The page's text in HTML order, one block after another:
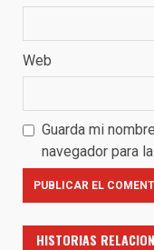
Web
Guarda mi
navegador para
HISTORIAS